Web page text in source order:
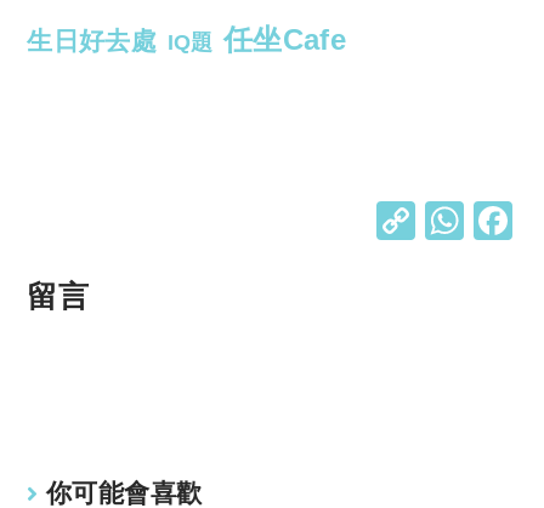
生日好去處 IQ題 任坐Cafe
C W
留言
你可能會喜歡